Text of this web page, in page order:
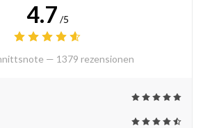
4.7 /5
— 1379 rezensionen